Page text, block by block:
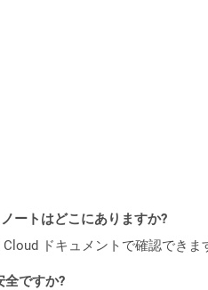
ートはどこにありますか?
ドキュメントで確認できま
全ですか?